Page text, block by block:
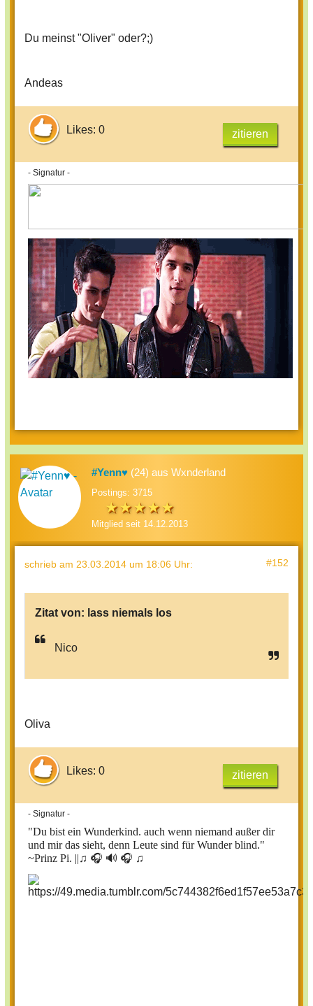
Du meinst "Oliver" oder?;)
Andeas
Likes: 0 zitieren
- Signatur -
#Yenn♥ (24) aus Wxnderland
Postings: 3715
Mitglied seit 14.12.2013
schrieb am 23.03.2014 um 18:06 Uhr: #152
Zitat von: lass niemals los
Nico
Oliva
Likes: 0 zitieren
- Signatur -
"Du bist ein Wunderkind. auch wenn niemand außer dir
und mir das sieht, denn Leute sind für Wunder blind."
~Prinz Pi. ||♫ 🎧 🔊 🎧 ♫